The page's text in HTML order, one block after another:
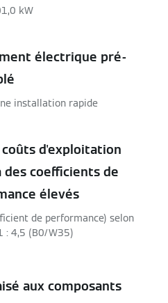
kW
électrique pré-
installation rapide
coûts d'exploitation
des coefficients de
élevés
de performance) selon
: 4,5 (B0/W35)
aux composants